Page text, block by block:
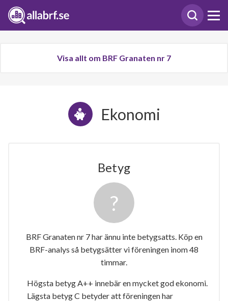
Visa allt om BRF Granaten nr 7
Ekonomi
Betyg
BRF Granaten nr 7 har ännu inte betygsatts. Köp en
BRF-analys så betygsätter vi föreningen inom 48
timmar.
Högsta betyg A++ innebär en mycket god ekonomi.
Lägsta betyg C betyder att föreningen har